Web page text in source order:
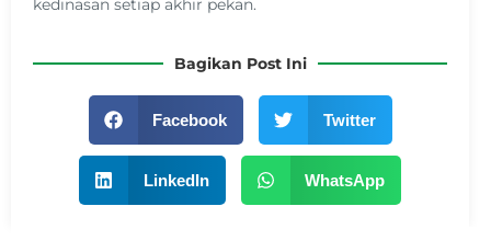
kedinasan setiap akhir pekan.
Bagikan Post Ini
Facebook Twitter
LinkedIn WhatsApp